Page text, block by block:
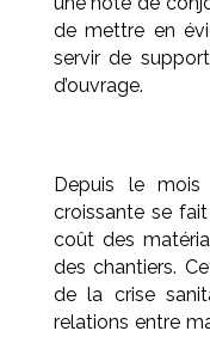
de mettre en
servir de
d’ouvrage.
Depuis le
croissante se
coût des
des chantiers.
de la crise
relations entre